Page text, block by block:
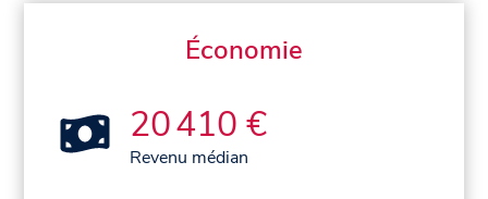
Économie
20 410 €
Revenu médian